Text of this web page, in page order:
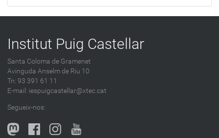
Institut Puig Castellar
Santa Coloma de Gramenet
Avinguda Anselm de Riu 10
Tn: 93 391 61 11
E-mail: iespuigcastellar@xtec.cat
Segueix-nos: